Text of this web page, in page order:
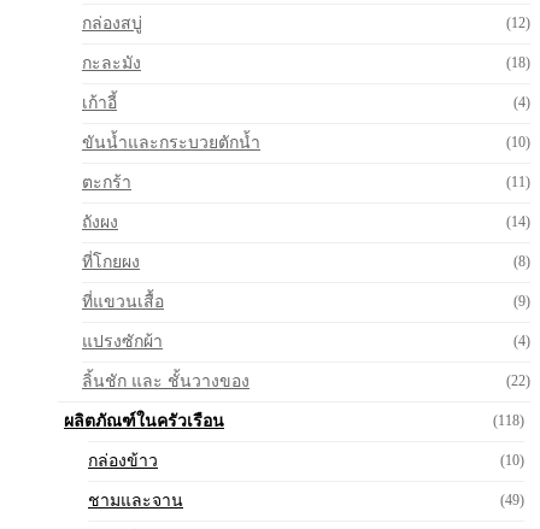
กล่องสบู่ (12)
กะละมัง (18)
เก้าอี้ (4)
ขันน้ำและกระบวยตักน้ำ (10)
ตะกร้า (11)
ถังผง (14)
ที่โกยผง (8)
ที่แขวนเสื้อ (9)
แปรงซักผ้า (4)
ลิ้นชัก และ ชั้นวางของ (22)
ผลิตภัณฑ์ในครัวเรือน (118)
กล่องข้าว (10)
ชามและจาน (49)